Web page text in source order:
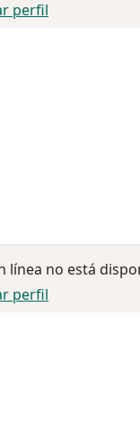
perfil
línea no está
perfil